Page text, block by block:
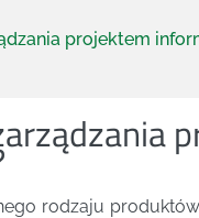
projektem
rodzaju